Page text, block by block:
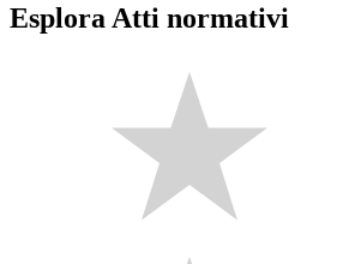
Esplora Atti normativi